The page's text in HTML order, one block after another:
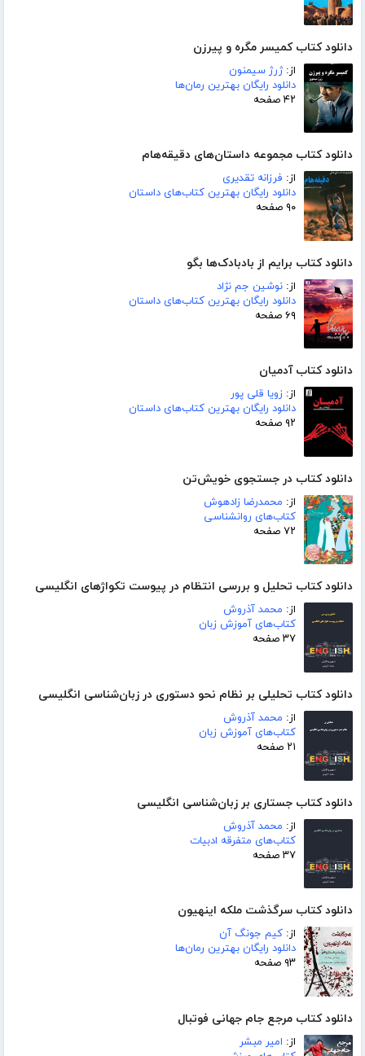
دانلود کتاب کمیسر مگره و پیرزن
از:ژرژ سیمنون
دانلود رایگان بهترین رمان‌ها
۴۲ صفحه
دانلود کتاب مجموعه داستان‌های دقیقه‌هام
از: فرزانه تقدیری
دانلود رایگان بهترین کتاب‌های داستان
۹۰ صفحه
دانلود کتاب برایم از بادبادک‌ها بگو
از: نوشین جم نژاد
دانلود رایگان بهترین کتاب‌های داستان
۶۹ صفحه
دانلود کتاب آدمیان
از: زویا قلی پور
دانلود رایگان بهترین کتاب‌های داستان
۹۲ صفحه
دانلود کتاب در جستجوی خویش‌تن
از: محمدرضا زادهوش
کتاب‌های روانشناسی
۷۲ صفحه
دانلود کتاب تحلیل و بررسی انتظام در پیوست تکواژهای انگلیسی
از: محمد آذروش
کتاب‌های آموزش زبان
۳۷ صفحه
دانلود کتاب تحلیلی بر نظام نحو دستوری در زبان‌شناسی انگلیسی
از: محمد آذروش
کتاب‌های آموزش زبان
۲۱ صفحه
دانلود کتاب جستاری بر زبان‌شناسی انگلیسی
از: محمد آذروش
کتاب‌های متفرقه ادبیات
۳۷ صفحه
دانلود کتاب سرگذشت ملکه اینهیون
از: کیم جونگ آن
دانلود رایگان بهترین رمان‌ها
۹۳ صفحه
دانلود کتاب مرجع جام جهانی فوتبال
از: امیر مبشر